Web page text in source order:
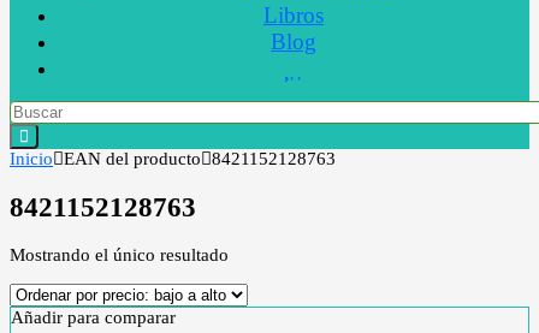
Libros
Blog
Inicio EAN del producto 8421152128763
8421152128763
Mostrando el único resultado
Añadir para comparar